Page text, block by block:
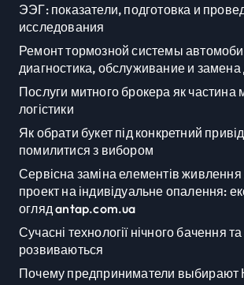
ЭЭГ: показатели, подготовка и
исследования
Ремонт тормозной системы
диагностика, обслуживание и замена
Послуги митного брокера як частина
логістики
Як обрати букет під конкретний
помилитися з вибором
Сервісна заміна елементів живлення
проект на індивідуальне опалення:
огляд antap.com.ua
Сучасні технології нічного бачення
розвиваються
Почему предприниматели выбирают